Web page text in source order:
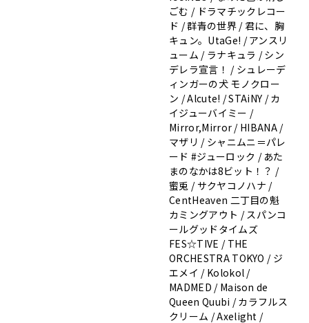
ごむ / ドラマチックレコー
ド / 群青の世界 / 君に、胸
キュン。UtaGe! / アンスリ
ューム / ラナキュラ / シン
デレラ宣言！ / シュレーデ
ィンガーの犬 モノクロー
ン / Alcute! / STAiNY / カ
イジューバイミー /
Mirror,Mirror / HIBANA /
マザリ / シャニムニ＝パレ
ード #ジューロック / あた
まのなかは8ビット！？ /
蜜兎 / サクヤコノハナ /
CentHeaven 二丁目の魁
カミングアウト / スパンコ
ールグッドタイムズ
FES☆TIVE / THE
ORCHESTRA TOKYO / ジ
エメイ / Kolokol /
MADMED / Maison de
Queen Quubi / カラフルス
クリーム / Axelight /